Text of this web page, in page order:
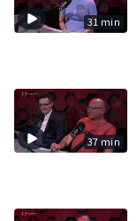
31 min
37 min